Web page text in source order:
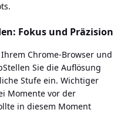
Fokus und Präzision
Chrome-Browser und
Sie die Auflösung
Stufe ein. Wichtiger
Momente vor der
in diesem Moment